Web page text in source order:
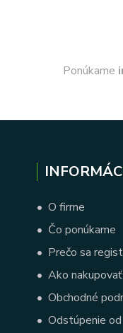
Ponúkame
• O firme
• Čo ponúkame
• Prečo sa
• Ako nakupovať
• Obchodné
• Odstúpenie